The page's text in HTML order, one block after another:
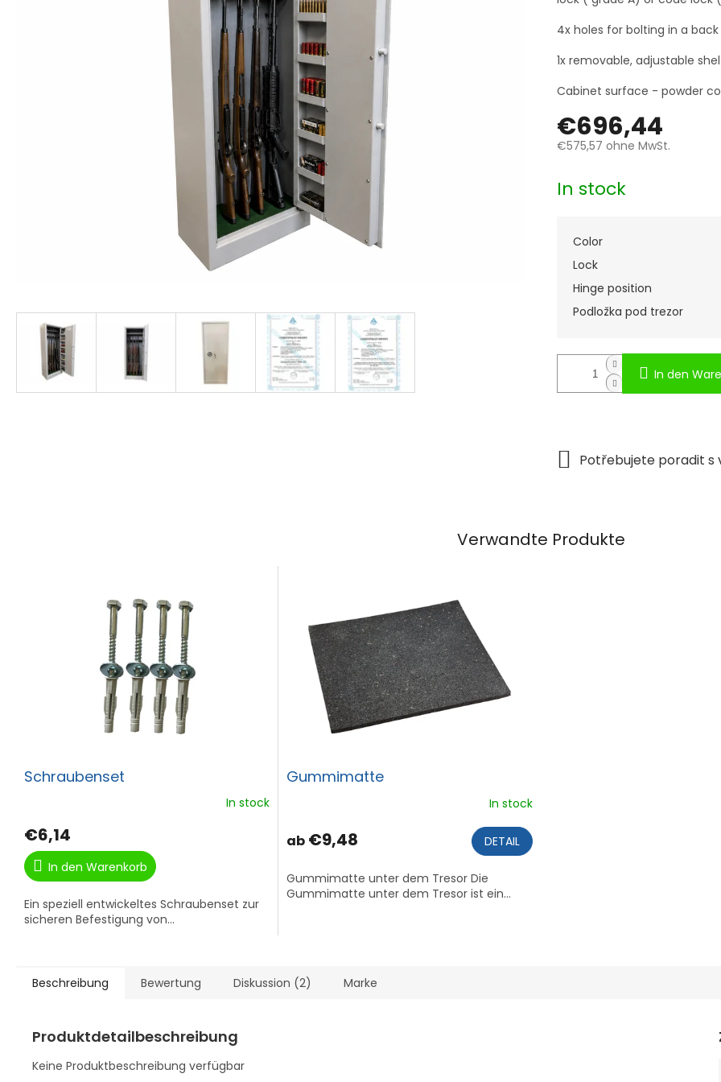
€696,44
€575,57 ohne MwSt.
In stock
Color
Lock
Hinge position
Podložka pod trezor
In den
4x holes for bolting in a back
1x removable, adjustable
Cabinet surface - powder
Verwandte Produkte
Schraubenset
In stock
€6,14
In den Warenkorb
Ein speziell entwickeltes Schraubenset zur
sicheren Befestigung von...
Gummimatte
In stock
ab €9,48 DETAIL
Gummimatte unter dem Tresor Die
Gummimatte unter dem Tresor ist ein...
Beschreibung Bewertung Diskussion (2) Marke
Produktdetailbeschreibung
Keine Produktbeschreibung verfügbar